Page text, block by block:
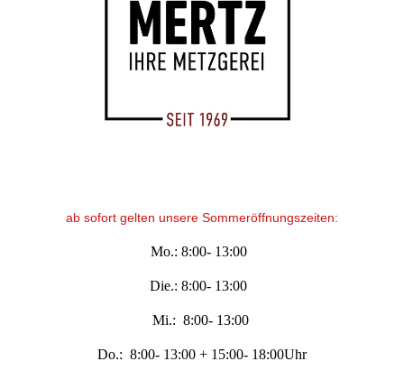
ab sofort gelten unsere Sommeröffnungszeiten:
Mo.: 8:00- 13:00
Die.: 8:00- 13:00
Mi.: 8:00- 13:00
Do.: 8:00- 13:00 + 15:00- 18:00Uhr